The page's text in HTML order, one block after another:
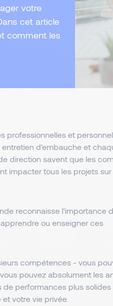
votre
cet article
comment les
professionnelles et
d'embauche et
direction savent que les
impacter tous les projets sur
reconnaisse l'importance
ou enseigner ces
compétences - vous
pouvez absolument les
performances plus solides
votre vie privée.